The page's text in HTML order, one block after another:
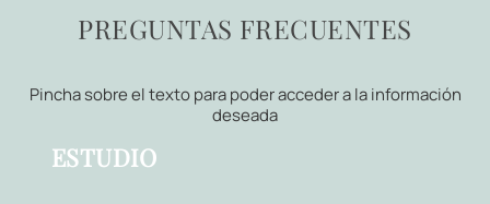
PREGUNTAS FRECUENTES
Pincha sobre el texto para poder acceder a la información
deseada
ESTUDIO